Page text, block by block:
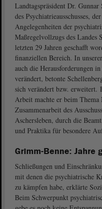
Landtagspräsident Dr.
des Psychiatrieausschusses,
Angelegenheiten der
Maßregelvollzugs des Landes
letzten 29 Jahren geschafft
finanziellen Bereich. In
auch die Herausforderungen
verändert, betonte
sich verändert bzw. erweitert.
Arbeit machte er beim Thema
Zusammenarbeit des
Aschersleben, durch die
und Praktika für besondere
Grimm-Benne: Jahre
Schließungen und
mit denen die psychiatrische
zu kämpfen habe, erklärte
Beim Schwerpunkt